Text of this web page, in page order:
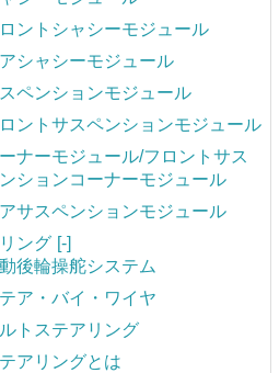
ントシャシーモジュール
シャシーモジュール
ペンションモジュール
ントサスペンションモジュール
ナーモジュール/フロントサス
ションコーナーモジュール
サスペンションモジュール
ング [-]
後輪操舵システム
ア・バイ・ワイヤ
トステアリング
アリングとは